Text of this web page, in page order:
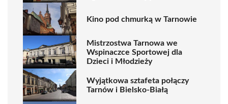
Kino pod chmurką w Tarnowie
Mistrzostwa Tarnowa we
Wspinaczce Sportowej dla
Dzieci i Młodzieży
Wyjątkowa sztafeta połączy
Tarnów i Bielsko-Białą